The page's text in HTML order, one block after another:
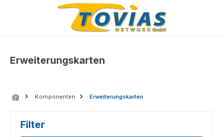
Zum Hauptinhalt springen
Erweiterungskarten
Komponenten Erweiterungskarten
Filter